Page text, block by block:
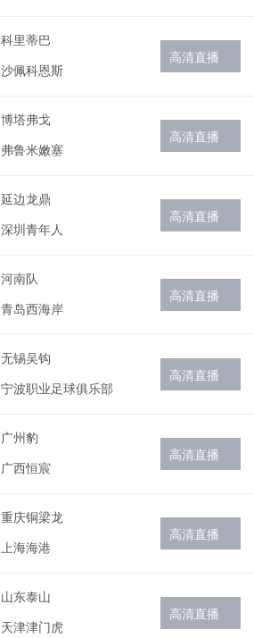
科里蒂巴
沙佩科恩斯
高清直播
博塔弗戈
弗鲁米嫩塞
高清直播
延边龙鼎
深圳青年人
高清直播
河南队
青岛西海岸
高清直播
无锡吴钩
宁波职业足球俱乐部
高清直播
广州豹
广西恒宸
高清直播
重庆铜梁龙
上海海港
高清直播
山东泰山
天津津门虎
高清直播